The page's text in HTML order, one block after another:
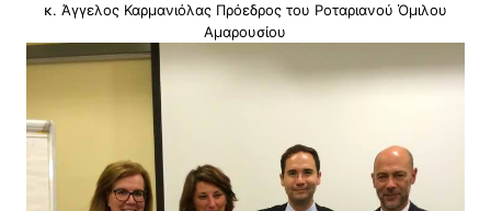
κ. Άγγελος Καρμανιόλας Πρόεδρος του Ροταριανού Όμιλου
Αμαρουσίου